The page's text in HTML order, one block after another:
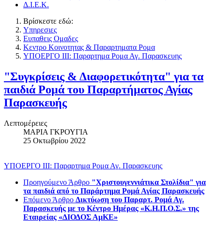
Δ.Ι.Ε.Κ.
Βρίσκεστε εδώ:
Υπηρεσιες
Ευπαθεις Ομαδες
Κεντρο Κοινοτητας & Παραρτηματα Ρομα
ΥΠΟΕΡΓΟ ΙΙΙ: Παραρτημα Ρομα Αγ. Παρασκευης
"Συγκρίσεις & Διαφορετικότητα" για τα
παιδιά Ρομά του Παραρτήματος Αγίας
Παρασκευής
Λεπτομέρειες
ΜΑΡΙΑ ΓΚΡΟΥΓΙΑ
25 Οκτωβρίου 2022
ΥΠΟΕΡΓΟ ΙΙΙ: Παραρτημα Ρομα Αγ. Παρασκευης
Προηγούμενο Άρθρο "Xριστουγεννιάτικα Στολίδια" για
τα παιδιά από το Παράρτημα Ρομά Αγίας Παρασκευής
Επόμενο Άρθρο Δικτύωση του Παραρτ. Ρομά Αγ.
Παρασκευής με το Κέντρο Ημέρας «Κ.Η.Π.Ο.Σ.» της
Εταιρείας «ΔΙΟΔΟΣ ΑμΚΕ»